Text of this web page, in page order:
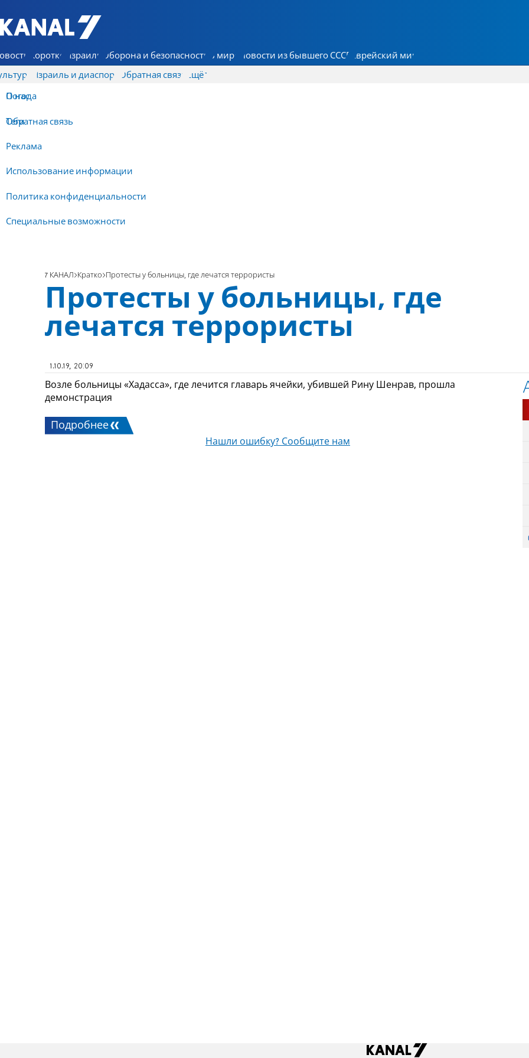
7 КАНАЛ - Аруц Шева
Коротко Израиль Оборона и безопасность В мире Новости из бывшего СССР Еврейский мир
Израиль и диаспора Обратная связь
О нас
Обратная связь
Реклама
Использование информации
Политика конфиденциальности
Специальные возможности
Ещё
Погода
Теги
7 КАНАЛ Кратко Протесты у больницы, где лечатся террористы
Протесты у больницы, где
лечатся террористы
1.10.19, 20:09
Возле больницы «Хадасса», где лечится главарь ячейки, убившей Рину Шенрав, прошла
демонстрация
Подробнее
Нашли ошибку? Сообщите нам